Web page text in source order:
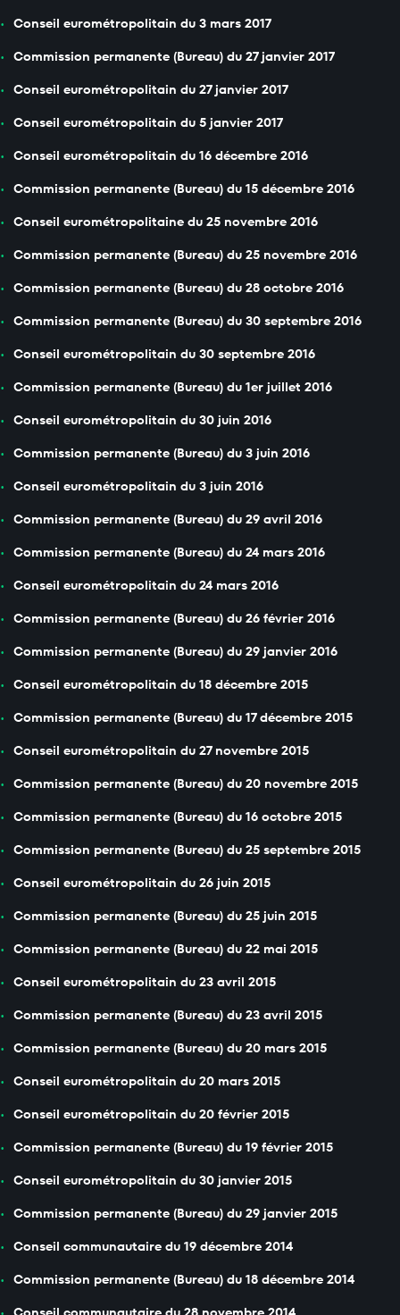
Conseil eurométropolitain du 3 mars 2017
Commission permanente (Bureau) du 27 janvier 2017
Conseil eurométropolitain du 27 janvier 2017
Conseil eurométropolitain du 5 janvier 2017
Conseil eurométropolitain du 16 décembre 2016
Commission permanente (Bureau) du 15 décembre 2016
Conseil eurométropolitaine du 25 novembre 2016
Commission permanente (Bureau) du 25 novembre 2016
Commission permanente (Bureau) du 28 octobre 2016
Commission permanente (Bureau) du 30 septembre 2016
Conseil eurométropolitain du 30 septembre 2016
Commission permanente (Bureau) du 1er juillet 2016
Conseil eurométropolitain du 30 juin 2016
Commission permanente (Bureau) du 3 juin 2016
Conseil eurométropolitain du 3 juin 2016
Commission permanente (Bureau) du 29 avril 2016
Commission permanente (Bureau) du 24 mars 2016
Conseil eurométropolitain du 24 mars 2016
Commission permanente (Bureau) du 26 février 2016
Commission permanente (Bureau) du 29 janvier 2016
Conseil eurométropolitain du 18 décembre 2015
Commission permanente (Bureau) du 17 décembre 2015
Conseil eurométropolitain du 27 novembre 2015
Commission permanente (Bureau) du 20 novembre 2015
Commission permanente (Bureau) du 16 octobre 2015
Commission permanente (Bureau) du 25 septembre 2015
Conseil eurométropolitain du 26 juin 2015
Commission permanente (Bureau) du 25 juin 2015
Commission permanente (Bureau) du 22 mai 2015
Conseil eurométropolitain du 23 avril 2015
Commission permanente (Bureau) du 23 avril 2015
Commission permanente (Bureau) du 20 mars 2015
Conseil eurométropolitain du 20 mars 2015
Conseil eurométropolitain du 20 février 2015
Commission permanente (Bureau) du 19 février 2015
Conseil eurométropolitain du 30 janvier 2015
Commission permanente (Bureau) du 29 janvier 2015
Conseil communautaire du 19 décembre 2014
Commission permanente (Bureau) du 18 décembre 2014